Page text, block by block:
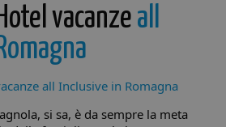
vacanze all
si sa, è da sempre la meta